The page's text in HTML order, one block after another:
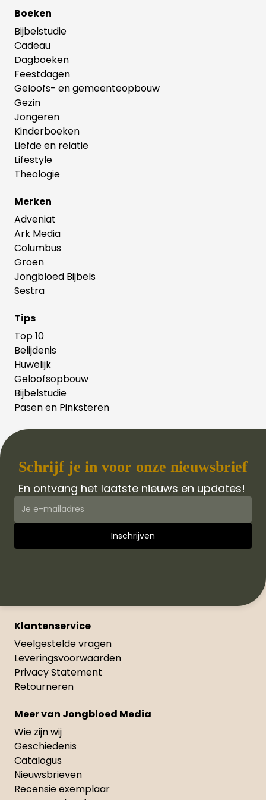
Boeken
Bijbelstudie
Cadeau
Dagboeken
Feestdagen
Geloofs- en gemeenteopbouw
Gezin
Jongeren
Kinderboeken
Liefde en relatie
Lifestyle
Theologie
Merken
Adveniat
Ark Media
Columbus
Groen
Jongbloed Bijbels
Sestra
Tips
Top 10
Belijdenis
Huwelijk
Geloofsopbouw
Bijbelstudie
Pasen en Pinksteren
Schrijf je in voor onze nieuwsbrief
En ontvang het laatste nieuws en updates!
Klantenservice
Veelgestelde vragen
Leveringsvoorwaarden
Privacy Statement
Retourneren
Meer van Jongbloed Media
Wie zijn wij
Geschiedenis
Catalogus
Nieuwsbrieven
Recensie exemplaar